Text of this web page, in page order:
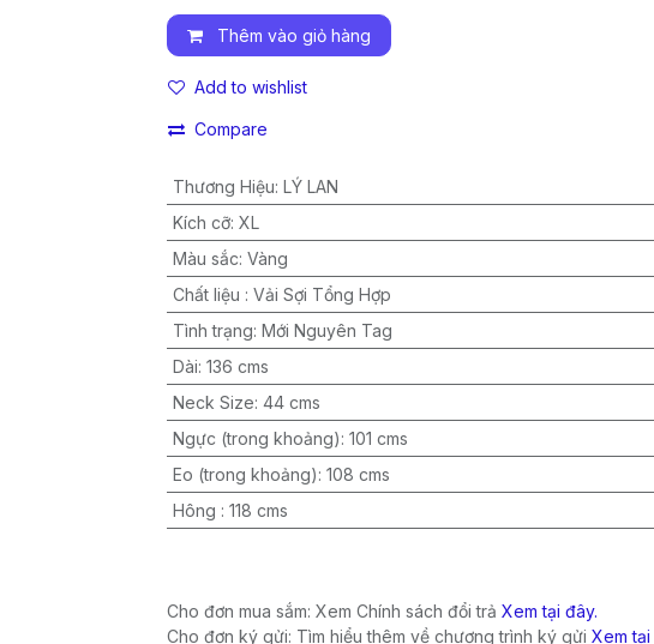
Thêm vào giỏ hàng
Add to wishlist
Compare
Thương Hiệu: LÝ LAN
Kích cỡ: XL
Màu sắc: Vàng
Chất liệu : Vải Sợi Tổng Hợp
Tình trạng: Mới Nguyên Tag
Dài: 136 cms
Neck Size: 44 cms
Ngực (trong khoảng): 101 cms
Eo (trong khoảng): 108 cms
Hông : 118 cms
Cho đơn mua sắm: Xem Chính sách đổi trả Xem tại đây.
Cho đơn ký gửi: Tìm hiểu thêm về chương trình ký gửi Xem tại